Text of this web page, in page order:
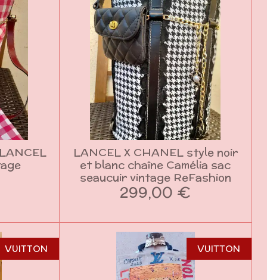
LANCEL X CHANEL style noir
et blanc chaîne Camélia sac
seaucuir vintage ReFashion
299,00 €
VUITTON VUITTON